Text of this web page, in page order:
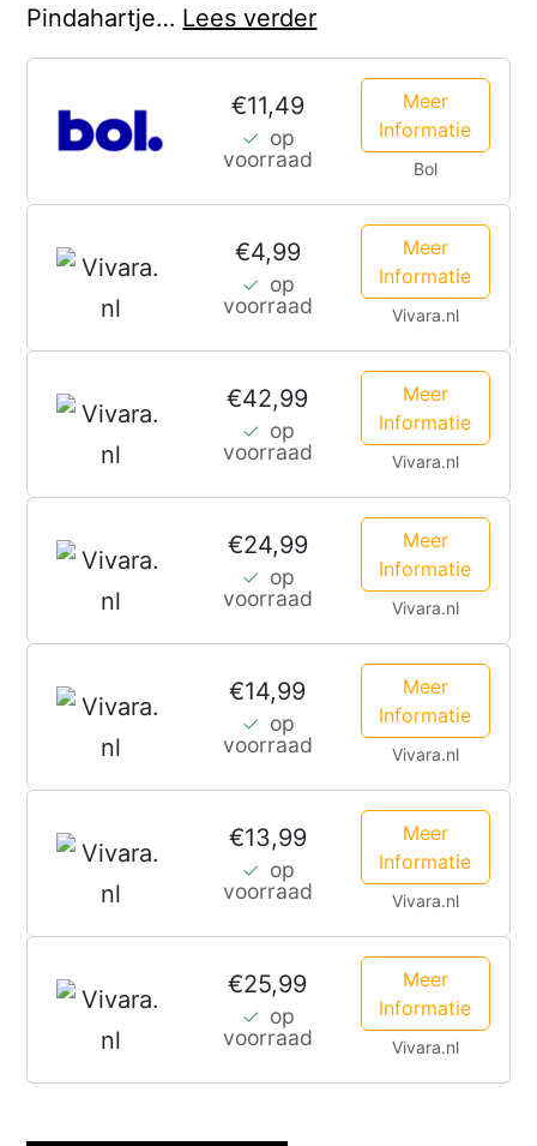
Pindahartje… Lees verderZonnebloemkernen
€11,49
op
voorraad
Meer
Informatie
Bol
€4,99
op
voorraad
Meer
Informatie
Vivara.nl
€42,99
op
voorraad
Meer
Informatie
Vivara.nl
€24,99
op
voorraad
Meer
Informatie
Vivara.nl
€14,99
op
voorraad
Meer
Informatie
Vivara.nl
€13,99
op
voorraad
Meer
Informatie
Vivara.nl
€25,99
op
voorraad
Meer
Informatie
Vivara.nl